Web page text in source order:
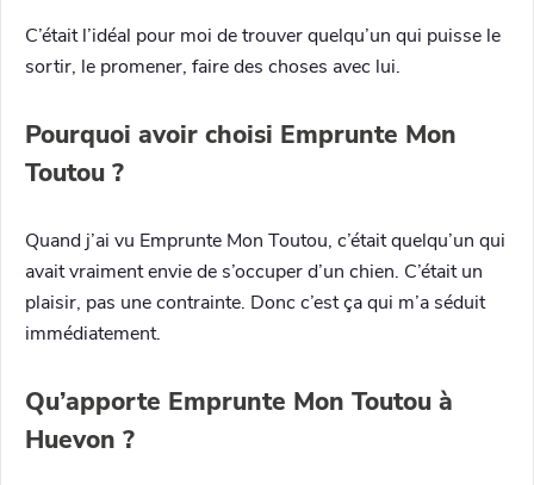
C’était l’idéal pour moi de trouver quelqu’un qui puisse le
sortir, le promener, faire des choses avec lui.
Pourquoi avoir choisi Emprunte Mon
Toutou ?
Quand j’ai vu Emprunte Mon Toutou, c’était quelqu’un qui
avait vraiment envie de s’occuper d’un chien. C’était un
plaisir, pas une contrainte. Donc c’est ça qui m’a séduit
immédiatement.
Qu’apporte Emprunte Mon Toutou à
Huevon ?